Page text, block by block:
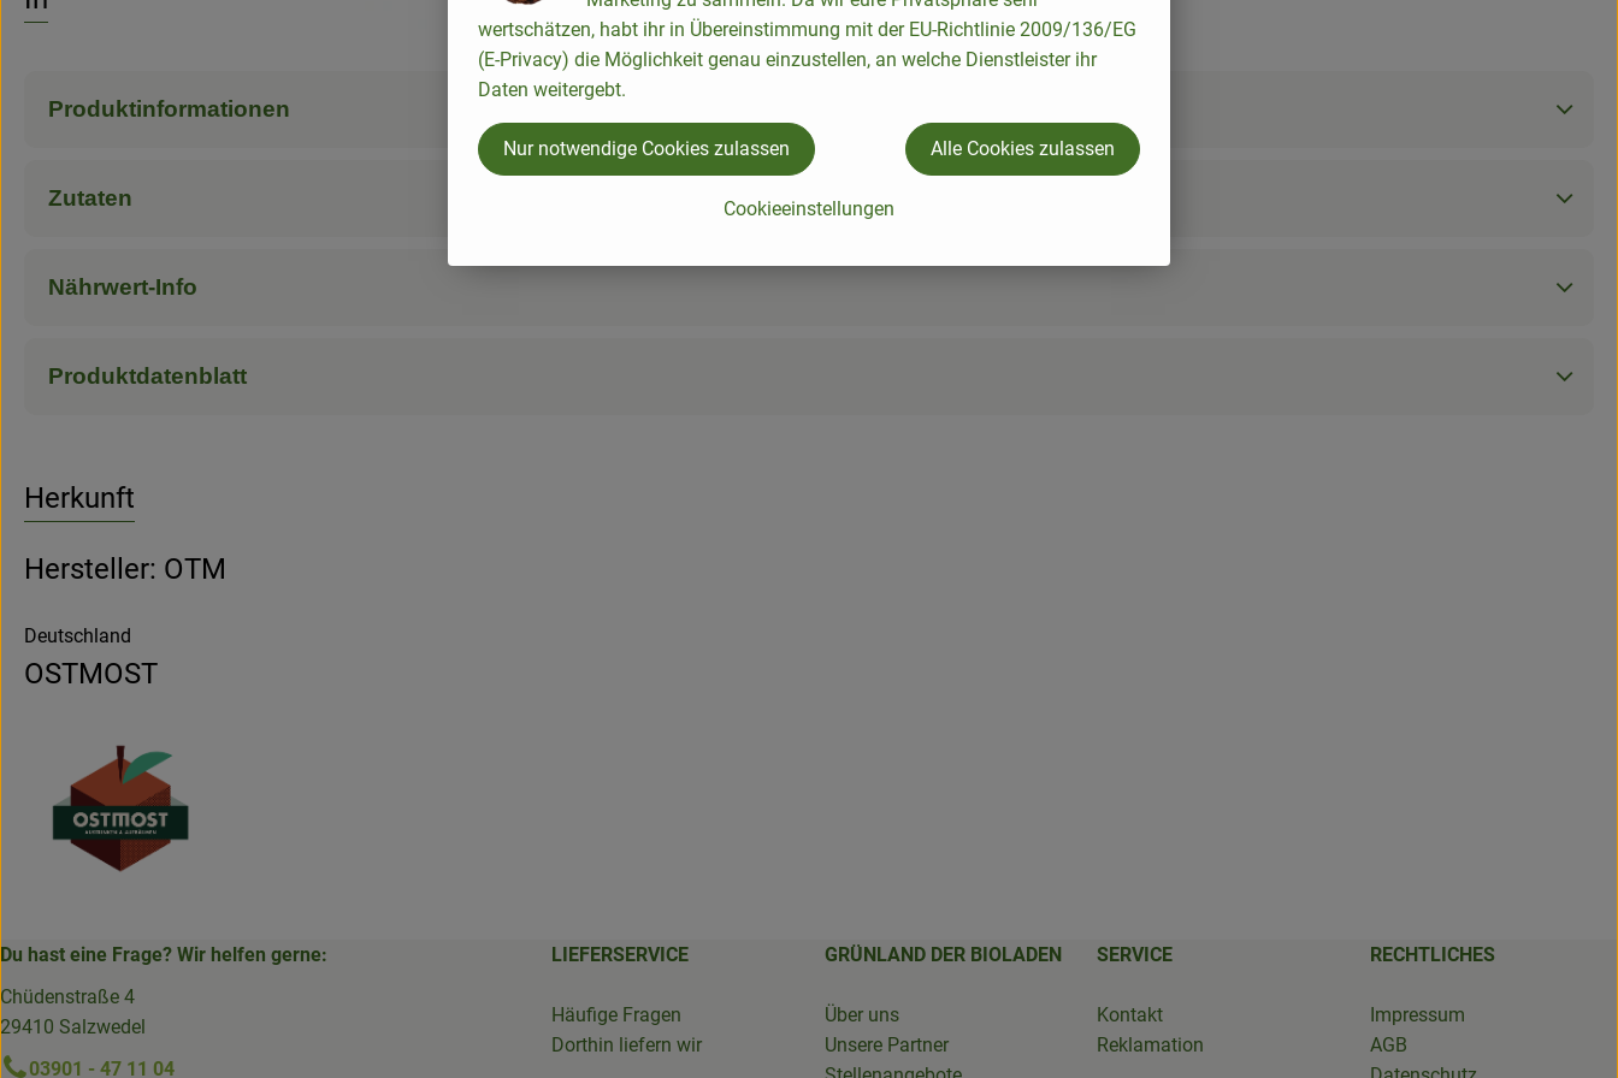
Produktinformationen
Zutaten
Nährwert-Info
Produktdatenblatt
Herkunft
Hersteller: OTM
Deutschland
OSTMOST
Du hast eine Frage? Wir helfen gerne:
Chüdenstraße 4
29410 Salzwedel
03901 - 47 11 04
LIEFERSERVICE
Häufige Fragen
Dorthin liefern wir
GRÜNLAND DER BIOLADEN
Über uns
Unsere Partner
SERVICE
Kontakt
Reklamation
RECHTLICHES
Impressum
AGB
wertschätzen, habt ihr in Übereinstimmung mit der EU-Richtlinie 2009/136/EG
(E-Privacy) die Möglichkeit genau einzustellen, an welche Dienstleister ihr
Daten weitergebt.
Cookieeinstellungen
Nur notwendige Cookies zulassen Alle Cookies zulassen